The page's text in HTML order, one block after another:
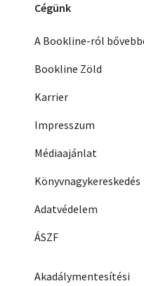
Cégünk
A Bookline-ról
Bookline Zöld
Karrier
Impresszum
Médiaajánlat
Könyvnagykereskedés
Adatvédelem
ÁSZF
Akadálymentesítési